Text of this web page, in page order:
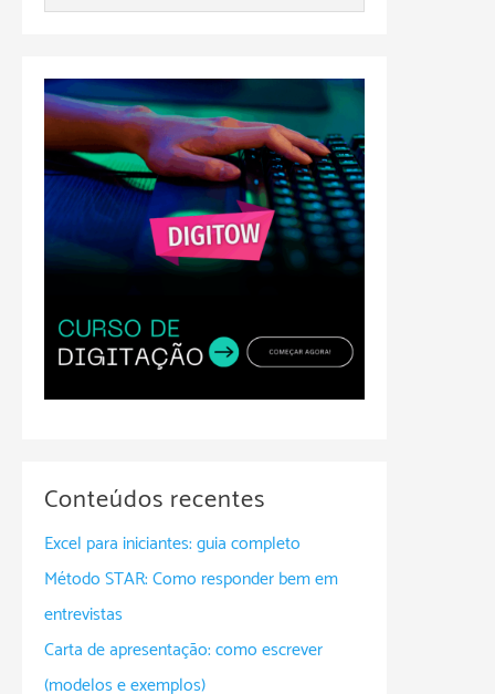
Conteúdos recentes
Excel para iniciantes: guia completo
Método STAR: Como responder bem em
entrevistas
Carta de apresentação: como escrever
(modelos e exemplos)